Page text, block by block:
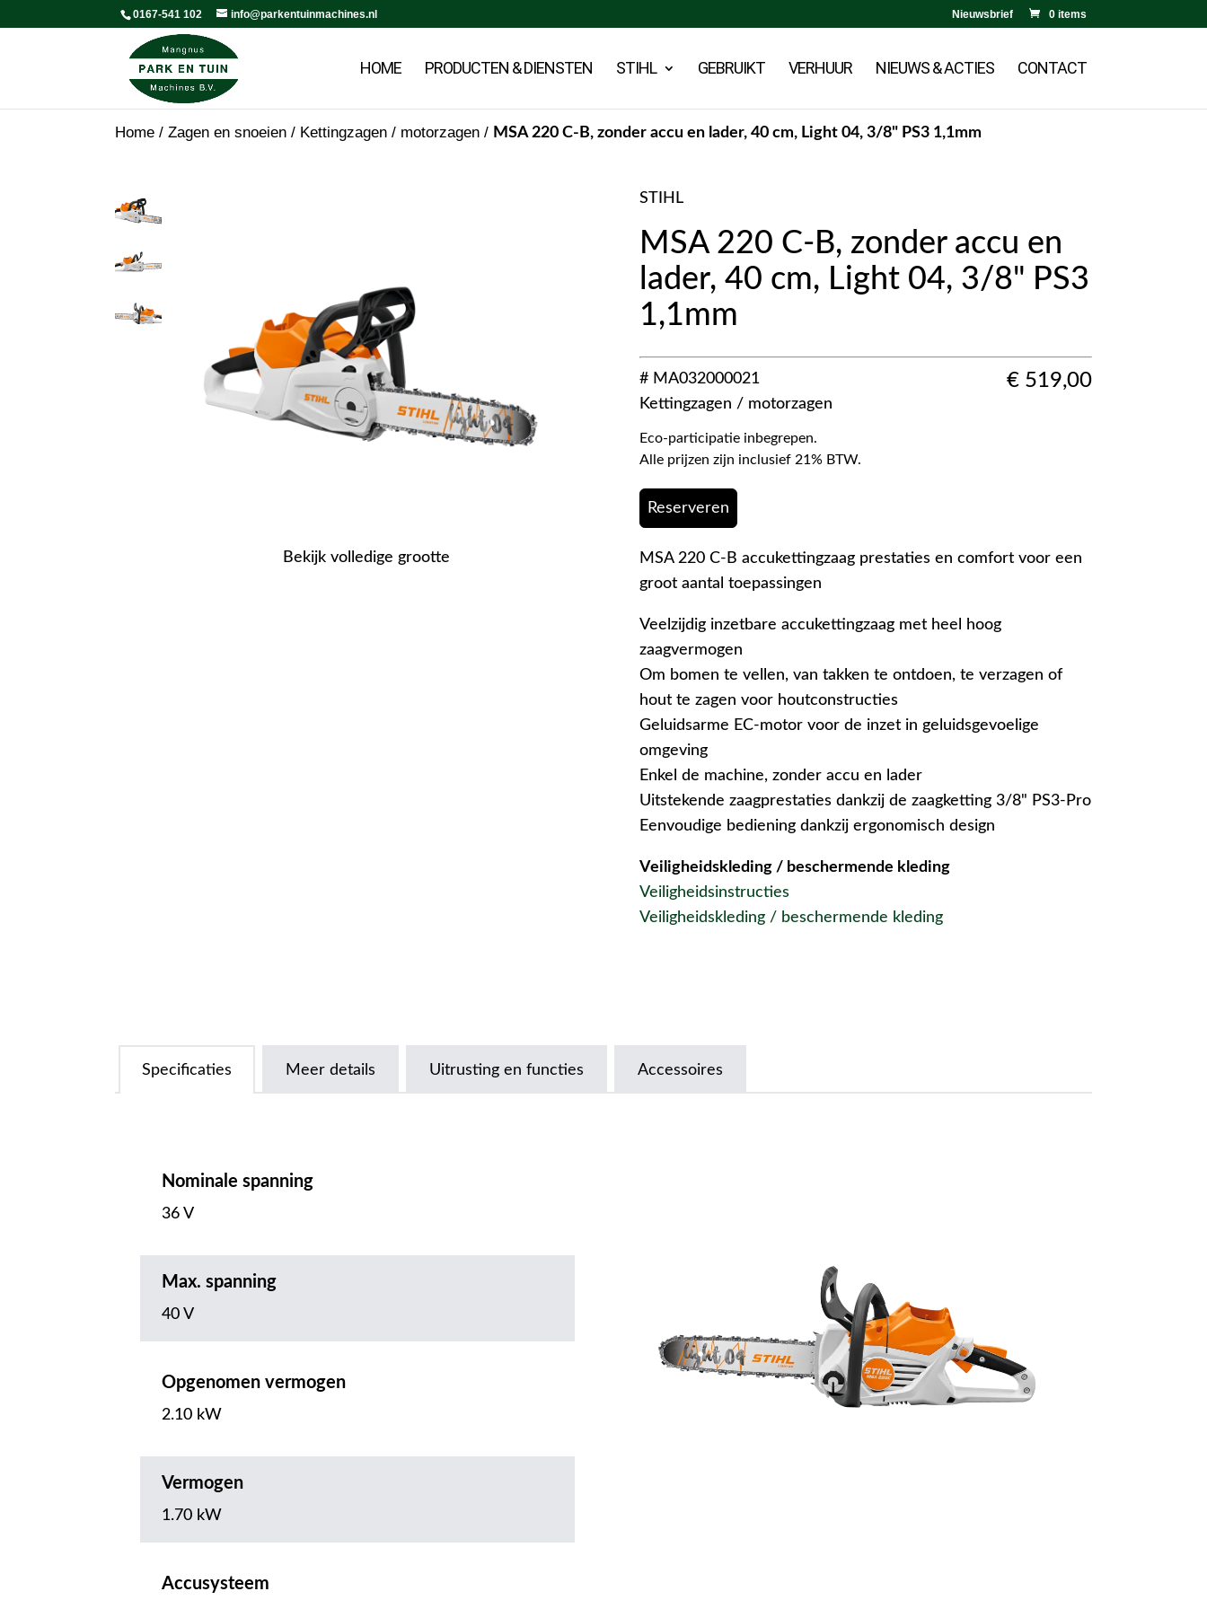
0167-541 102 info@parkentuinmachines.nl Nieuwsbrief 0 items
HOME PRODUCTEN & DIENSTEN STIHL GEBRUIKT VERHUUR NIEUWS & ACTIES CONTACT
Home / Zagen en snoeien / Kettingzagen / motorzagen / MSA 220 C-B, zonder accu en lader, 40 cm, Light 04, 3/8" PS3 1,1mm
Bekijk volledige grootte
STIHL
MSA 220 C-B, zonder accu en
lader, 40 cm, Light 04, 3/8" PS3
1,1mm
# MA032000021
Kettingzagen / motorzagen
€ 519,00
Eco-participatie inbegrepen.
Alle prijzen zijn inclusief 21% BTW.
Reserveren
MSA 220 C-B accukettingzaag prestaties en comfort voor een
groot aantal toepassingen
Veelzijdig inzetbare accukettingzaag met heel hoog
zaagvermogen
Om bomen te vellen, van takken te ontdoen, te verzagen of
hout te zagen voor houtconstructies
Geluidsarme EC-motor voor de inzet in geluidsgevoelige
omgeving
Enkel de machine, zonder accu en lader
Uitstekende zaagprestaties dankzij de zaagketting 3/8" PS3-Pro
Eenvoudige bediening dankzij ergonomisch design
Veiligheidskleding / beschermende kleding
Veiligheidsinstructies
Veiligheidskleding / beschermende kleding
Specificaties Meer details Uitrusting en functies Accessoires
Nominale spanning
36 V
Max. spanning
40 V
Opgenomen vermogen
2.10 kW
Vermogen
1.70 kW
Accusysteem